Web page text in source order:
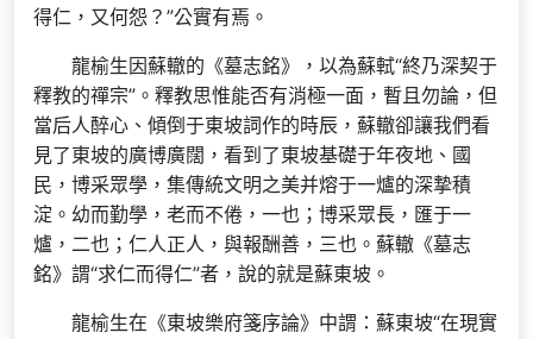
得仁，又何怨？”公實有焉。
龍榆生因蘇轍的《墓志銘》，以為蘇軾“終乃深契于
釋教的禪宗”。釋教思惟能否有消極一面，暫且勿論，但
當后人醉心、傾倒于東坡詞作的時辰，蘇轍卻讓我們看
見了東坡的廣博廣闊，看到了東坡基礎于年夜地、國
民，博采眾學，集傳統文明之美并熔于一爐的深摯積
淀。幼而勤學，老而不倦，一也；博采眾長，匯于一
爐，二也；仁人正人，與報酬善，三也。蘇轍《墓志
銘》謂“求仁而得仁”者，說的就是蘇東坡。
龍榆生在《東坡樂府箋序論》中謂：蘇東坡“在現實